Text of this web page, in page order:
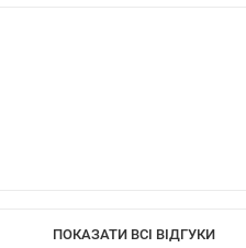
ПОКАЗАТИ ВСІ ВІДГУКИ